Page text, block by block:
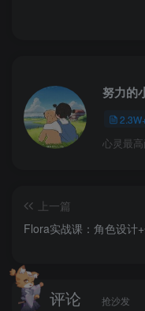
努力的
心灵最
上一篇
Flora实战课：角色设计
评论 抢沙发